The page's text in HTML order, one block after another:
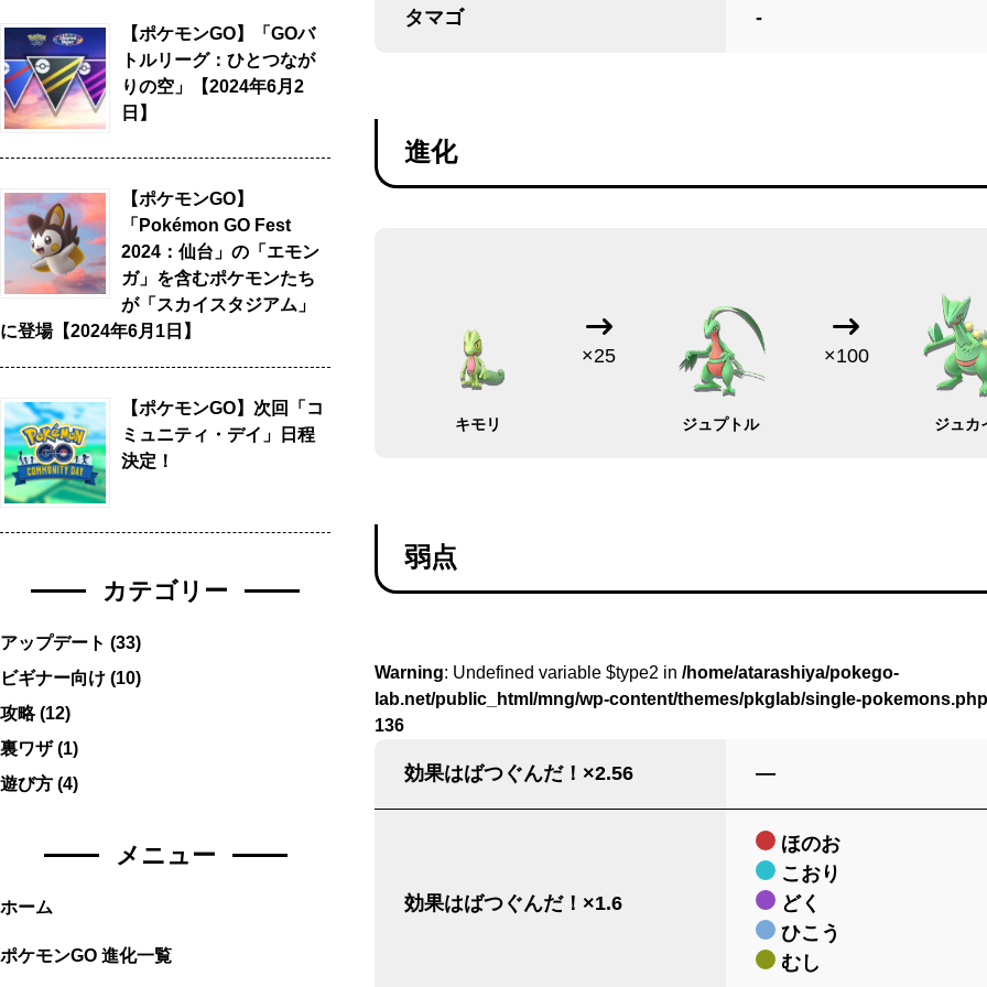
タマゴ -
進化
キモリ
×25
ジュプトル
×100
ジュカ
弱点
Warning: Undefined variable $type2 in /home/atarashiya/pokego-
lab.net/public_html/mng/wp-content/themes/pkglab/single-pokemons.php
136
効果はばつぐんだ！×2.56 ―
効果はばつぐんだ！×1.6
ほのお
こおり
どく
ひこう
むし
【ポケモンGO】「GOバ
トルリーグ：ひとつなが
りの空」【2024年6月2
日】
【ポケモンGO】
「Pokémon GO Fest
2024：仙台」の「エモン
ガ」を含むポケモンたち
が「スカイスタジアム」
に登場【2024年6月1日】
【ポケモンGO】次回「コ
ミュニティ・デイ」日程
決定！
カテゴリー
アップデート (33)
ビギナー向け (10)
攻略(12)
裏ワザ(1)
遊び方 (4)
メニュー
ホーム
ポケモンGO 進化一覧